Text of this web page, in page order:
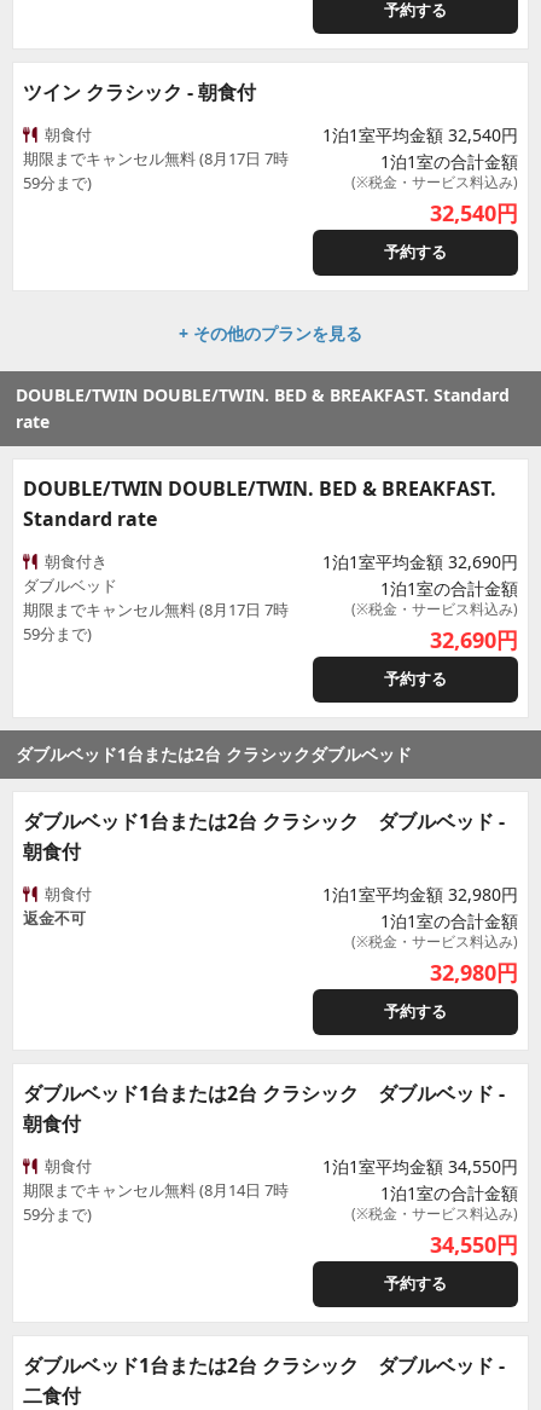
予約する
ツイン クラシック - 朝食付
朝食付
期限までキャンセル無料 (8月17日 7時
59分まで)
1泊1室平均金額 32,540円
1泊1室の合計金額
(※税金・サービス料込み)
32,540円
予約する
+ その他のプランを見る
DOUBLE/TWIN DOUBLE/TWIN. BED & BREAKFAST. Standard
rate
DOUBLE/TWIN DOUBLE/TWIN. BED & BREAKFAST.
Standard rate
朝食付き
ダブルベッド
期限までキャンセル無料 (8月17日 7時
59分まで)
1泊1室平均金額 32,690円
1泊1室の合計金額
(※税金・サービス料込み)
32,690円
予約する
ダブルベッド1台または2台 クラシックダブルベッド
ダブルベッド1台または2台 クラシック ダブルベッド -
朝食付
朝食付
返金不可
1泊1室平均金額 32,980円
1泊1室の合計金額
(※税金・サービス料込み)
32,980円
予約する
ダブルベッド1台または2台 クラシック ダブルベッド -
朝食付
朝食付
期限までキャンセル無料 (8月14日 7時
59分まで)
1泊1室平均金額 34,550円
1泊1室の合計金額
(※税金・サービス料込み)
34,550円
予約する
ダブルベッド1台または2台 クラシック ダブルベッド -
二食付